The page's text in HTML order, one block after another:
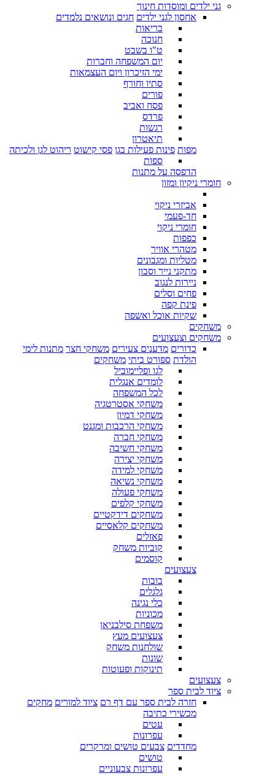
גני ילדים ומוסדות חינוך
אחסון לגני ילדים חגים ונושאים נלמדים
בריאות
חנוכה
ט"ו בשבט
יום המשפחה וחברות
ימי הזיכרון ויום העצמאות
סתיו וחורף
פורים
פסח ואביב
פרדס
רגשות
תיאטרון
מפות פינות פעילות בגן פסי קישוט ריהוט לגן ולכיתה
ספות
הדפסה על מתנות
חומרי ניקיון ומזון
אביזרי ניקוי
חד-פעמי
חומרי ניקוי
כפפות
מטהרי אוויר
מטליות ומגבונים
מתקני נייר וסבון
ניירות לנגוב
פחים וסלים
פינת קפה
שקיות אוכל ואשפה
משחקים
משחקים וצעצועים
כדורים מדענים צעירים משחקי חצר מתנות לימי
הולדת ספורט ביתי משחקים
לגו ופליימוביל
לומדים אנגלית
לכל המשפחה
משחקי אסטרטגיה
משחקי דמיון
משחקי הרכבות ומגנט
משחקי חברה
משחקי חשיבה
משחקי יצירה
משחקי למידה
משחקי נשיאה
משחקי פעולה
משחקי קלפים
משחקים דידקטיים
משחקים קלאסיים
פאזלים
קוביות משחק
קוסמים
צעצועים
בובות
גלגלים
כלי נגינה
מכוניות
משפחת סילבניאן
צעצועים מעץ
שולחנות משחק
שונות
תינוקות ופעוטות
צעצועים
ציוד לבית ספר
חזרה לבית ספר עם דף רם ציוד למורים מחקים
מכשירי כתיבה
עטים
עפרונות
מחדדים צבעים טושים ומרקרים
טושים
עפרונות צבעוניים